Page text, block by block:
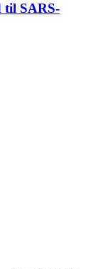
til SARS-